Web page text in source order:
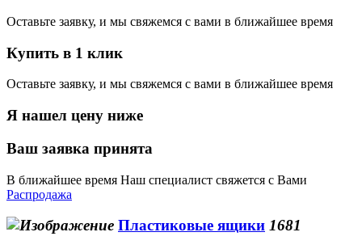
Оставьте заявку, и мы свяжемся с вами в ближайшее время
Купить в 1 клик
Оставьте заявку, и мы свяжемся с вами в ближайшее время
Я нашел цену ниже
Ваш заявка принята
В ближайшее время Наш специалист свяжется с Вами
Распродажа
Пластиковые ящики 1681